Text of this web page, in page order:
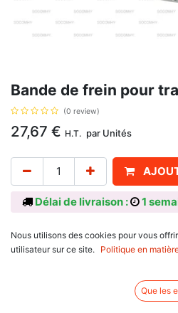
Bande de frein pour
(0 review)
27,67 € H.T. par Unités
Délai de livraison : 1
Pour 3 cylindres, longueur 800 mm,
série Classique : 400DT, 400,
série Classique : 450, 450DT,
Nous utilisons des cookies pour vous
utilisateur sur ce site.
Politique en
Que les